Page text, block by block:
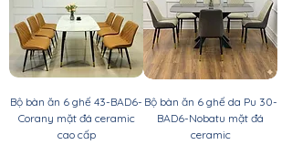
Bộ bàn ăn 6 ghế 43-BAD6-
Corany mặt đá ceramic
cao cấp
Bộ bàn ăn 6 ghế da Pu 30-
BAD6-Nobatu mặt đá
ceramic